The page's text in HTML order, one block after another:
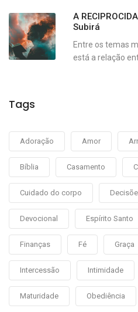
A
Subirá
Entre os temas
está a relação
Tags
Adoração Amor
Bíblia Casamento
Cuidado do corpo
Devocional Espírito Santo
Finanças Fé Graça
Intercessão Intimidade
Maturidade Obediência